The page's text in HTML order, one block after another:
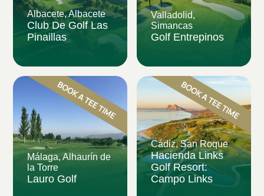
Albacete, Albacete
Club De Golf Las
Pinaillas
Valladolid,
Simancas
Golf Entrepinos
Málaga, Alhaurín de
la Torre
Lauro Golf
Cádiz, San Roque
Hacienda Links
Golf Resort:
Campo Links